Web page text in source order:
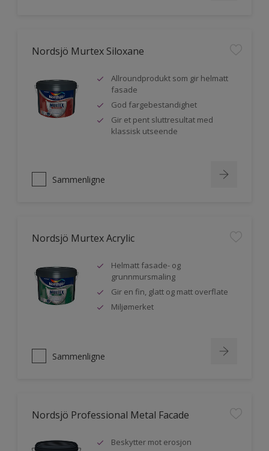
Nordsjö Murtex Siloxane
Allroundprodukt som gir helmatt
fasade
God fargebestandighet
Gir et pent sluttresultat med
klassisk utseende
Sammenligne
Nordsjö Murtex Acrylic
Helmatt fasade- og
grunnmursmaling
Gir en fin, glatt og matt overflate
Miljømerket
Sammenligne
Nordsjö Professional Metal Facade
Beskytter mot erosjon